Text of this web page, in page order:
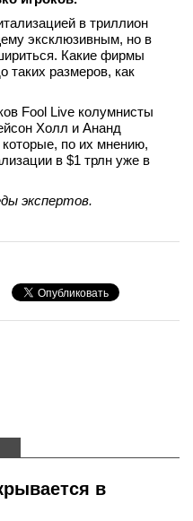
в триллион
эксклюзивным, но в
Какие фирмы
таких размеров, как
Fool Live колумнисты
Холл и Ананд
по их мнению,
в $1 трлн уже в
экспертов.
в